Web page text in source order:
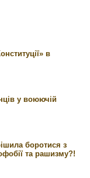
в
у воюючій
боротися з
та рашизму?!